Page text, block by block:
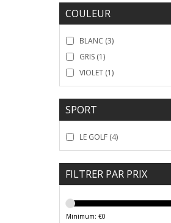
COULEUR
BLANC (3)
GRIS (1)
VIOLET (1)
SPORT
LE GOLF (4)
FILTRER PAR PRIX
Minimum: €0